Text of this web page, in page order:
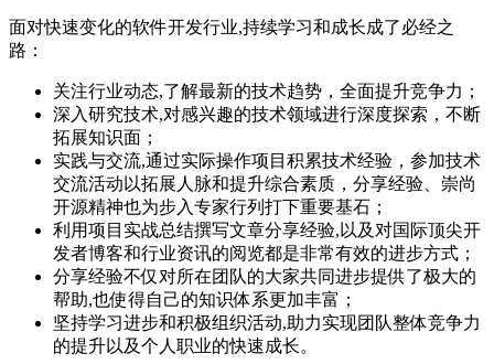
面对快速变化的软件开发行业,持续学习和成长成了必经之
路：
关注行业动态,了解最新的技术趋势，全面提升竞争力；
深入研究技术,对感兴趣的技术领域进行深度探索，不断
拓展知识面；
实践与交流,通过实际操作项目积累技术经验，参加技术
交流活动以拓展人脉和提升综合素质，分享经验、崇尚
开源精神也为步入专家行列打下重要基石；
利用项目实战总结撰写文章分享经验,以及对国际顶尖开
发者博客和行业资讯的阅览都是非常有效的进步方式；
分享经验不仅对所在团队的大家共同进步提供了极大的
帮助,也使得自己的知识体系更加丰富；
坚持学习进步和积极组织活动,助力实现团队整体竞争力
的提升以及个人职业的快速成长。